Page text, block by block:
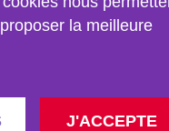
la meilleure
J'ACCEPTE
de